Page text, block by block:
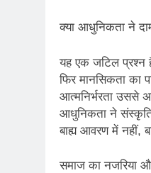
क्या आधुनिकता ने
यह एक जटिल प्रश्न
फिर मानसिकता का
आत्मनिर्भरता उससे
आधुनिकता ने संस्कृति
बाह्य आवरण में नहीं,
समाज का नजरिया